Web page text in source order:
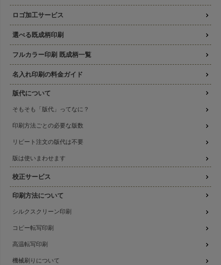
ロゴ加工サービス
選べる既成柄印刷
フルカラー印刷 既成柄一覧
名入れ印刷の料金ガイド
版代について
そもそも「版代」ってなに？
印刷方法ごとの必要な版数
リピート注文の版代は不要
版は使いまわせます
校正サービス
印刷方法について
シルクスクリーン印刷
コピー転写印刷
高温転写印刷
機械刷りについて